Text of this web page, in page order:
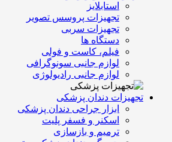
استابلایز
تجهیزات پروسس تصویر
تجهیزات سربی
دستگاه ها
فیلم، کاست و فولی
لوازم جانبی سونوگرافی
لوازم جانبی رادیولوژی
تجهیزات دندان پزشکی
ابزار جراحی دندان پزشکی
اسکنر و فسفر پلیت
ترمیم و بازسازی